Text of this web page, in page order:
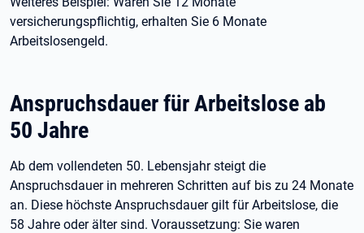
versicherungspflichtig, erhalten Sie 6 Monate
Arbeitslosengeld.
Anspruchsdauer für Arbeitslose ab
50 Jahre
Ab dem vollendeten 50. Lebensjahr steigt die
Anspruchsdauer in mehreren Schritten auf bis zu 24 Monate
an. Diese höchste Anspruchsdauer gilt für Arbeitslose, die
58 Jahre oder älter sind. Voraussetzung: Sie waren